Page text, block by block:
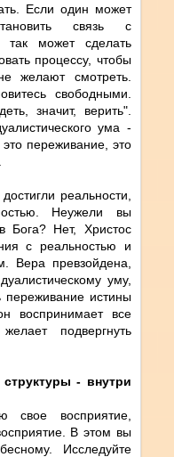
Если один может
связь с
может сделать
процессу, чтобы
желают смотреть.
свободными.
значит, верить".
ума -
переживание, это
реальности,
Неужели вы
Бога? Нет, Христос
с реальностью и
Вера превзойдена,
уму,
переживание истины
воспринимает все
подвергнуть
- внутри
свое восприятие,
В этом вы
Исследуйте